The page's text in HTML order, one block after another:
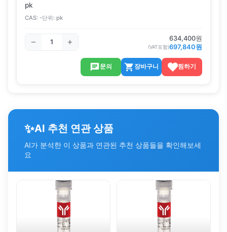
pk
CAS: -단위: pk
634,400원
(VAT포함)697,840원
문의 장바구니 찜하기
✨AI 추천 연관 상품
AI가 분석한 이 상품과 연관된 추천 상품들을 확인해보세
요